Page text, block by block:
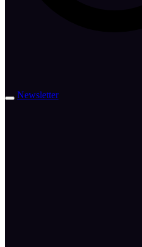
Newsletter